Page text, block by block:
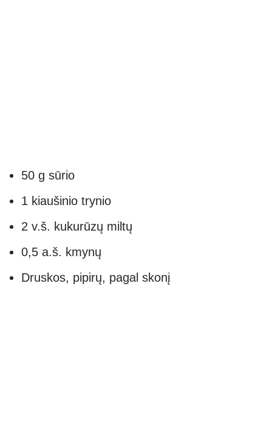
50 g sūrio
1 kiaušinio trynio
2 v.š. kukurūzų miltų
0,5 a.š. kmynų
Druskos, pipirų, pagal skonį